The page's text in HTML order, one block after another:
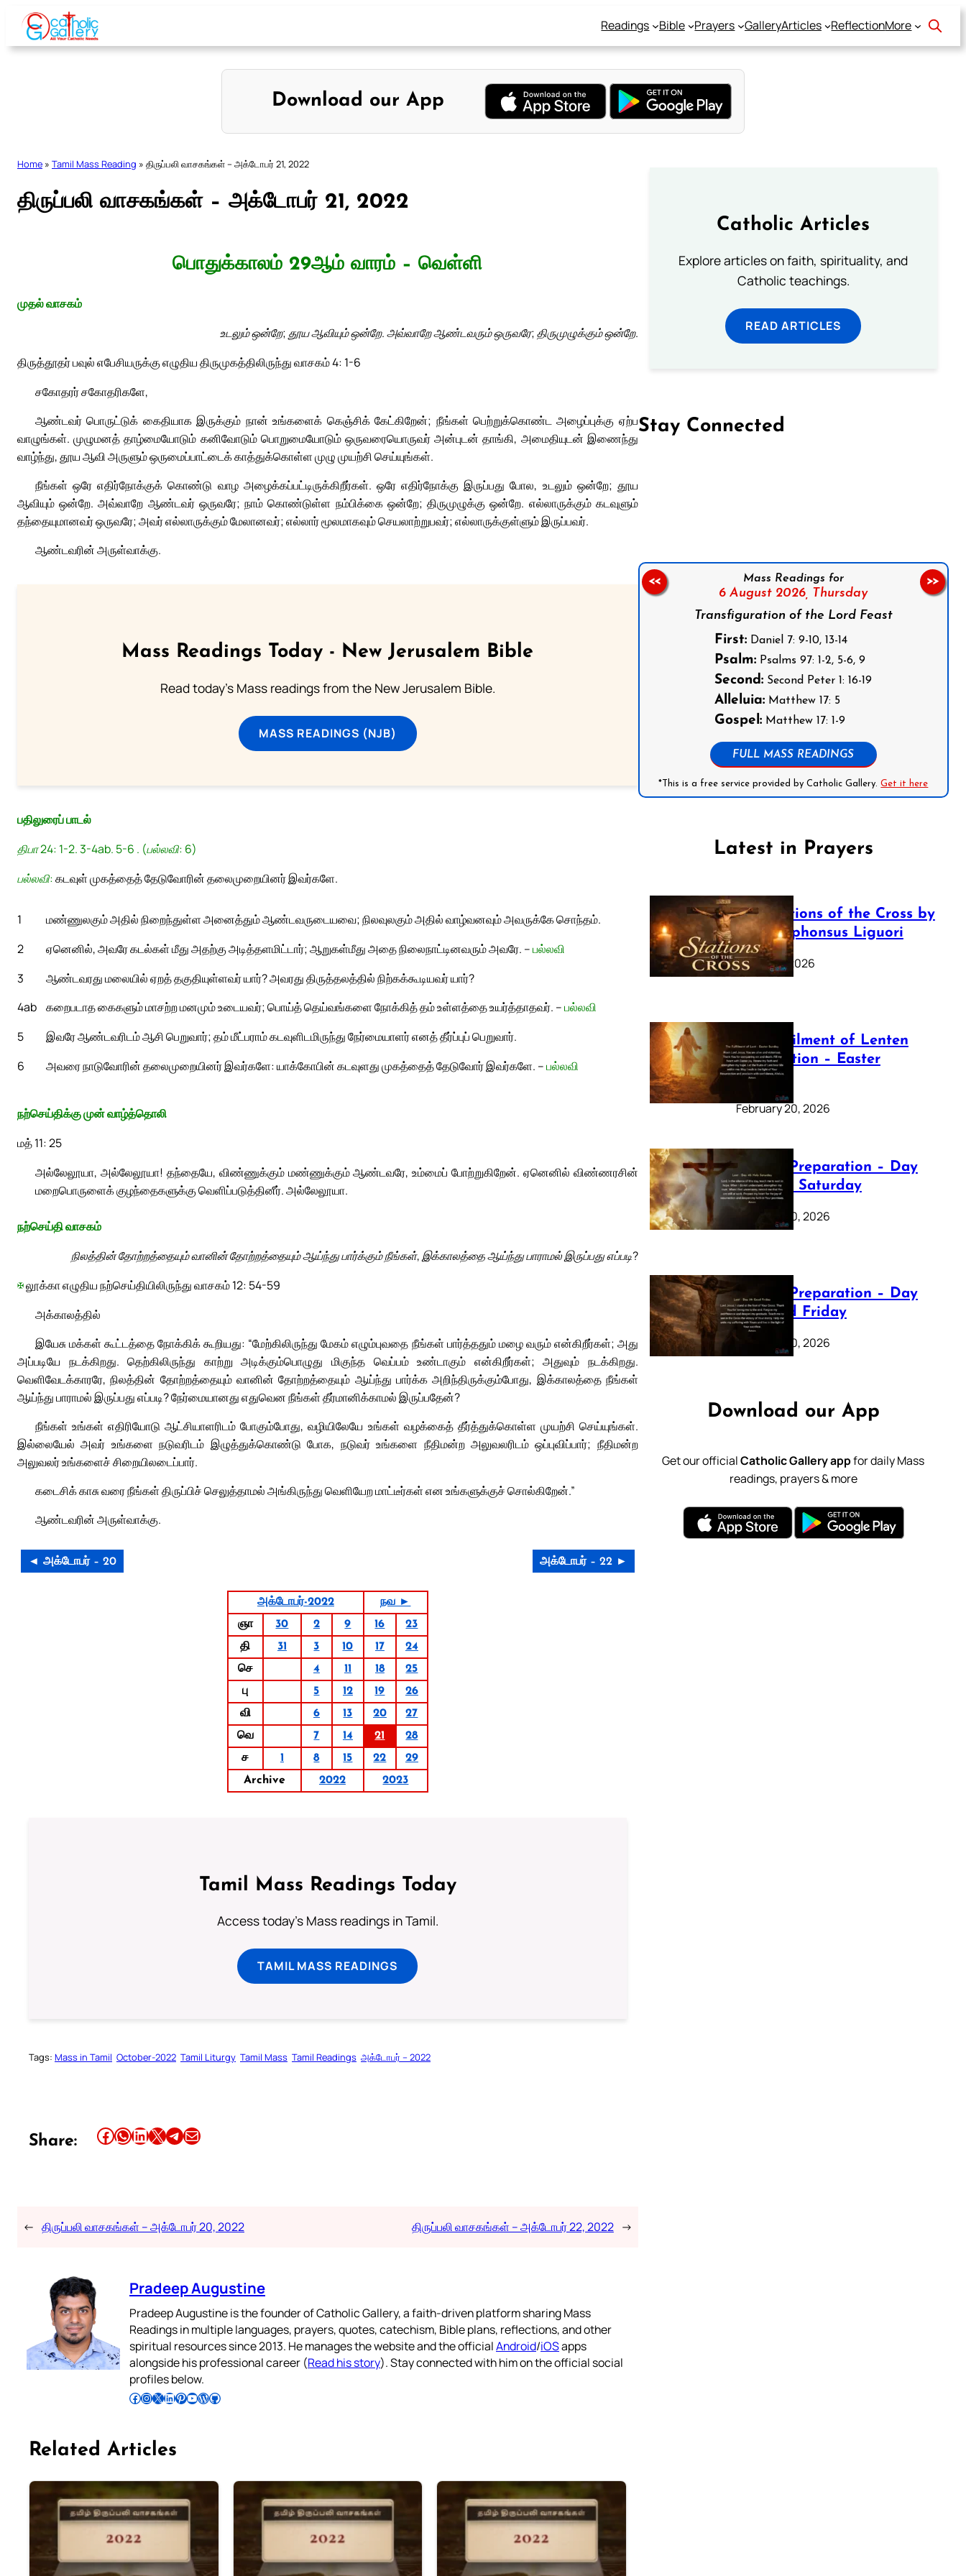
Skip
content
Readings Bible Prayers GalleryArticles ReflectionMore
Download our App
Home » Tamil Mass Reading » திருப்பலி வாசகங்கள் – அக்டோபர் 21, 2022
திருப்பலி வாசகங்கள் – அக்டோபர் 21, 2022
பொதுக்காலம் 29ஆம் வாரம் – வெள்ளி
முதல் வாசகம்
உடலும் ஒன்றே; தூய ஆவியும் ஒன்றே. அவ்வாறே ஆண்டவரும் ஒருவரே; திருமுழுக்கும் ஒன்றே.
திருத்தூதர் பவுல் எபேசியருக்கு எழுதிய திருமுகத்திலிருந்து வாசகம் 4: 1-6
சகோதரர் சகோதரிகளே,
ஆண்டவர் பொருட்டுக் கைதியாக இருக்கும் நான் உங்களைக் கெஞ்சிக் கேட்கிறேன்; நீங்கள் பெற்றுக்கொண்ட அழைப்புக்கு ஏற்ப
வாழுங்கள். முழுமனத் தாழ்மையோடும் கனிவோடும் பொறுமையோடும் ஒருவரையொருவர் அன்புடன் தாங்கி, அமைதியுடன் இணைந்து
வாழ்ந்து, தூய ஆவி அருளும் ஒருமைப்பாட்டைக் காத்துக்கொள்ள முழு முயற்சி செய்யுங்கள்.
நீங்கள் ஒரே எதிர்நோக்குக் கொண்டு வாழ அழைக்கப்பட்டிருக்கிறீர்கள். ஒரே எதிர்நோக்கு இருப்பது போல, உடலும் ஒன்றே; தூய
ஆவியும் ஒன்றே. அவ்வாறே ஆண்டவர் ஒருவரே; நாம் கொண்டுள்ள நம்பிக்கை ஒன்றே; திருமுழுக்கு ஒன்றே. எல்லாருக்கும் கடவுளும்
தந்தையுமானவர் ஒருவரே; அவர் எல்லாருக்கும் மேலானவர்; எல்லார் மூலமாகவும் செயலாற்றுபவர்; எல்லாருக்குள்ளும் இருப்பவர்.
ஆண்டவரின் அருள்வாக்கு.
Mass Readings Today - New Jerusalem Bible
Read today's Mass readings from the New Jerusalem Bible.
MASS READINGS (NJB)
பதிலுரைப் பாடல்
திபா 24: 1-2. 3-4ab. 5-6 . (பல்லவி: 6)
பல்லவி:கடவுள் முகத்தைத் தேடுவோரின் தலைமுறையினர் இவர்களே.
1
மண்ணுலகும் அதில் நிறைந்துள்ள அனைத்தும் ஆண்டவருடையவை; நிலவுலகும் அதில் வாழ்வனவும் அவருக்கே சொந்தம்.
2
ஏனெனில், அவரே கடல்கள் மீது அதற்கு அடித்தளமிட்டார்; ஆறுகள்மீது அதை நிலைநாட்டினவரும் அவரே. –பல்லவி
3
ஆண்டவரது மலையில் ஏறத் தகுதியுள்ளவர் யார்? அவரது திருத்தலத்தில் நிற்கக்கூடியவர் யார்?
4ab கறைபடாத கைகளும் மாசற்ற மனமும் உடையவர்; பொய்த் தெய்வங்களை நோக்கித் தம் உள்ளத்தை உயர்த்தாதவர். –பல்லவி
5
இவரே ஆண்டவரிடம் ஆசி பெறுவார்; தம் மீட்பராம் கடவுளிடமிருந்து நேர்மையாளர் எனத் தீர்ப்புப் பெறுவார்.
6
அவரை நாடுவோரின் தலைமுறையினர் இவர்களே: யாக்கோபின் கடவுளது முகத்தைத் தேடுவோர் இவர்களே. –பல்லவி
நற்செய்திக்கு முன் வாழ்த்தொலி
மத் 11: 25
அல்லேலூயா, அல்லேலூயா! தந்தையே, விண்ணுக்கும் மண்ணுக்கும் ஆண்டவரே, உம்மைப் போற்றுகிறேன். ஏனெனில் விண்ணரசின்
மறைபொருளைக் குழந்தைகளுக்கு வெளிப்படுத்தினீர். அல்லேலூயா.
நற்செய்தி வாசகம்
நிலத்தின் தோற்றத்தையும் வானின் தோற்றத்தையும் ஆய்ந்து பார்க்கும் நீங்கள், இக்காலத்தை ஆய்ந்து பாராமல் இருப்பது எப்படி?
✠லூக்கா எழுதிய நற்செய்தியிலிருந்து வாசகம் 12: 54-59
அக்காலத்தில்
இயேசு மக்கள் கூட்டத்தை நோக்கிக் கூறியது: “மேற்கிலிருந்து மேகம் எழும்புவதை நீங்கள் பார்த்ததும் மழை வரும் என்கிறீர்கள்; அது
அப்படியே நடக்கிறது. தெற்கிலிருந்து காற்று அடிக்கும்பொழுது மிகுந்த வெப்பம் உண்டாகும் என்கிறீர்கள்; அதுவும் நடக்கிறது.
வெளிவேடக்காரரே, நிலத்தின் தோற்றத்தையும் வானின் தோற்றத்தையும் ஆய்ந்து பார்க்க அறிந்திருக்கும்போது, இக்காலத்தை நீங்கள்
ஆய்ந்து பாராமல் இருப்பது எப்படி? நேர்மையானது எதுவென நீங்கள் தீர்மானிக்காமல் இருப்பதேன்?
நீங்கள் உங்கள் எதிரியோடு ஆட்சியாளரிடம் போகும்போது, வழியிலேயே உங்கள் வழக்கைத் தீர்த்துக்கொள்ள முயற்சி செய்யுங்கள்.
இல்லையேல் அவர் உங்களை நடுவரிடம் இழுத்துக்கொண்டு போக, நடுவர் உங்களை நீதிமன்ற அலுவலரிடம் ஒப்புவிப்பார்; நீதிமன்ற
அலுவலர் உங்களைச் சிறையிலடைப்பார்.
கடைசிக் காசு வரை நீங்கள் திருப்பிச் செலுத்தாமல் அங்கிருந்து வெளியேற மாட்டீர்கள் என உங்களுக்குச் சொல்கிறேன்.”
ஆண்டவரின் அருள்வாக்கு.
◄ அக்டோபர் – 20 அக்டோபர் – 22 ►
அக்டோபர்-2022
நவ ►
ஞா
30 2 9 16
23
தி
31 3 10 17
24
செ
4 11 18
25
பு
5 12 19
26
வி
6 13 20
27
வெ
7 14 21
28
ச
1 8 15 22
29
Archive
2022 2023
Tamil Mass Readings Today
Access today's Mass readings in Tamil.
TAMIL MASS READINGS
Tags: Mass in Tamil October-2022 Tamil Liturgy Tamil Mass Tamil Readings அக்டோபர் – 2022
Share: Share this article on Facebook Share this article on WhatsApp Share this article on LinkedIn Share this article on X Share this article on TelegramEmail this Article
← திருப்பலி வாசகங்கள் – அக்டோபர் 20, 2022 திருப்பலி வாசகங்கள் – அக்டோபர் 22, 2022 →
Pradeep Augustine
Pradeep Augustine is the founder of Catholic Gallery, a faith-driven platform sharing Mass
Readings in multiple languages, prayers, quotes, catechism, Bible plans, reflections, and other
spiritual resources since 2013. He manages the website and the officialAndroid/iOSapps
alongside his professional career (Read his story). Stay connected with him on the official social
profiles below.
Follow Pradeep on Facebook Follow Pradeep on InstagramFollow Pradeep on X Follow Pradeep on LinkedIn Follow Pradeep on Pinterest Subscribe to Pradeep’s Youtube Channel Follow Pradeep on WordPress Follow Pradeep on GitHub
Related Articles
Catholic Articles
Explore articles on faith, spirituality, and
Catholic teachings.
READ ARTICLES
Stay Connected
Follow us on Facebook
Mass Readings for
6 August 2026, Thursday
Transfiguration of the Lord Feast
First: Daniel 7: 9-10, 13-14
Psalm: Psalms 97: 1-2, 5-6, 9
Second: Second Peter 1: 16-19
Alleluia: Matthew 17: 5
Gospel: Matthew 17: 1-9
FULL MASS READINGS
*This is a free service provided by Catholic Gallery.Get it here
<< >>
Latest in Prayers
The Stations of the Cross by
Saint Alphonsus Liguori
March 16, 2026
The Fulfilment of Lenten
Preparation – Easter
Sunday
February 20, 2026
Lenten Preparation – Day
40: Holy Saturday
February 20, 2026
Lenten Preparation – Day
39: Good Friday
February 20, 2026
Download our App
Get our officialCatholic Gallery appfor daily Mass
readings, prayers & more